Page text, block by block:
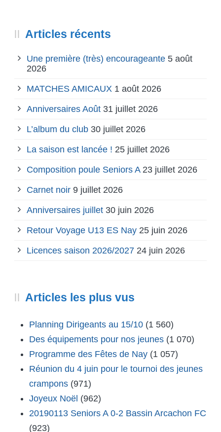
Articles récents
Une première (très) encourageante 5 août
2026
MATCHES AMICAUX 1 août 2026
Anniversaires Août 31 juillet 2026
L’album du club 30 juillet 2026
La saison est lancée ! 25 juillet 2026
Composition poule Seniors A 23 juillet 2026
Carnet noir 9 juillet 2026
Anniversaires juillet 30 juin 2026
Retour Voyage U13 ES Nay 25 juin 2026
Licences saison 2026/2027 24 juin 2026
Articles les plus vus
Planning Dirigeants au 15/10 (1 560)
Des équipements pour nos jeunes (1 070)
Programme des Fêtes de Nay (1 057)
Réunion du 4 juin pour le tournoi des jeunes
crampons (971)
Joyeux Noël (962)
20190113 Seniors A 0-2 Bassin Arcachon FC
(923)